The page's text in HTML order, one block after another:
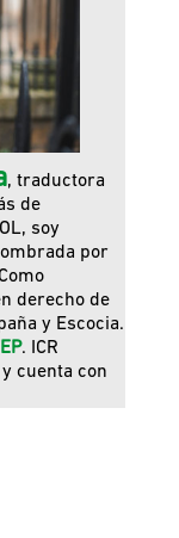
, traductora
de
soy
por
derecho de
y Escocia.
. ICR
cuenta con